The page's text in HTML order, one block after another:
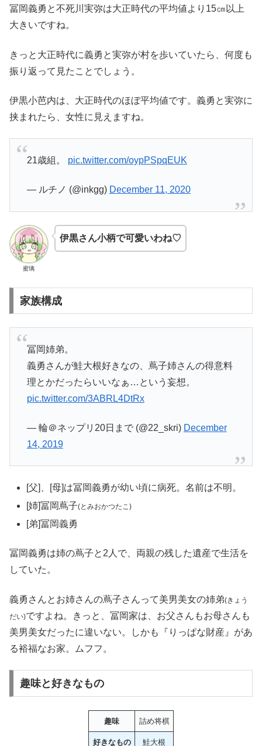
冨岡義勇と不死川実弥は大正時代の平均値より15㎝以上
大きいですね。
きっと大正時代に義勇と実弥が村を歩いていたら、何度も
振り返って見たことでしょう。
伊黒小芭内は、大正時代のほぼ平均値です。義勇と実弥に
挟まれたら、女性に見えますね。
21歳組。 pic.twitter.com/oypPSpqEUK
— ルチノ (@inkgg) December 11, 2020
蜜璃
伊黒さん小柄で可愛いわね♡
家族構成
冨岡姉弟。
義勇さんが鮭大根好きなの、蔦子姉さんの得意料
理とかだったらいいなぁ…という妄想。
pic.twitter.com/3ABRL4DtRx
— 輪＠ネップリ20日まで (@22_skri) December
14, 2019
[父]、[母]は冨岡義勇が幼い頃に病死。名前は不明。
[姉]冨岡蔦子(とみおかつたこ)
[弟]冨岡義勇
冨岡義勇は姉の蔦子と2人で、両親の残した遺産で生活を
していた。
義勇さんとお姉さんの蔦子さんって美男美女の姉弟(きょう
だい)ですよね。きっと、冨岡家は、お父さんもお母さんも
美男美女だったに違いない。しかも『りっぱな財産』があ
る裕福なお家。ムフフ。
趣味と好きなもの
趣味 詰め将棋
好きなもの 鮭大根